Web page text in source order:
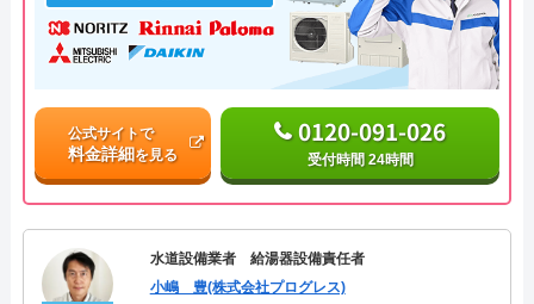
公式サイトで
料金詳細を見る
0120-091-026
受付時間 24時間
水道設備業者 給湯器設備責任者
小嶋 豊(株式会社プログレス)